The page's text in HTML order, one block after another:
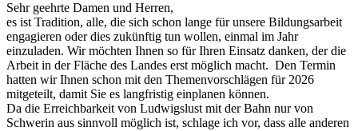
Sehr geehrte Damen und Herren,
es ist Tradition, alle, die sich schon lange für unsere Bildungsarbeit
engagieren oder dies zukünftig tun wollen, einmal im Jahr
einzuladen. Wir möchten Ihnen so für Ihren Einsatz danken, der die
Arbeit in der Fläche des Landes erst möglich macht. Den Termin
hatten wir Ihnen schon mit den Themenvorschlägen für 2026
mitgeteilt, damit Sie es langfristig einplanen können.
Da die Erreichbarkeit von Ludwigslust mit der Bahn nur von
Schwerin aus sinnvoll möglich ist, schlage ich vor, dass alle anderen